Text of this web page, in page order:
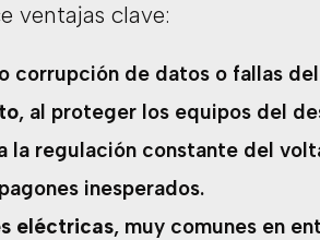
ventajas clave:
corrupción de datos o fallas
, al proteger los equipos del
la regulación constante del
inesperados.
eléctricas, muy comunes en